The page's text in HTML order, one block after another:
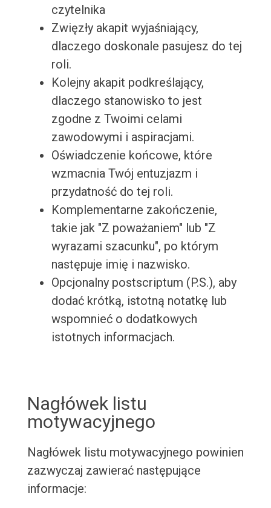
czytelnika
Zwięzły akapit wyjaśniający,
dlaczego doskonale pasujesz do tej
roli.
Kolejny akapit podkreślający,
dlaczego stanowisko to jest
zgodne z Twoimi celami
zawodowymi i aspiracjami.
Oświadczenie końcowe, które
wzmacnia Twój entuzjazm i
przydatność do tej roli.
Komplementarne zakończenie,
takie jak "Z poważaniem" lub "Z
wyrazami szacunku", po którym
następuje imię i nazwisko.
Opcjonalny postscriptum (P.S.), aby
dodać krótką, istotną notatkę lub
wspomnieć o dodatkowych
istotnych informacjach.
Nagłówek listu
motywacyjnego
Nagłówek listu motywacyjnego powinien
zazwyczaj zawierać następujące
informacje: